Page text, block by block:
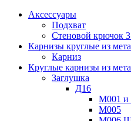
Аксессуары
Подхват
Стеновой крючок
Карнизы круглые из
Карниз
Круглые карнизы из
Заглушка
Д16
М001 и
М005